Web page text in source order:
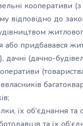
кооперативи
відповідно до
або придбавався
дачні (дачно-
їх об’єднання